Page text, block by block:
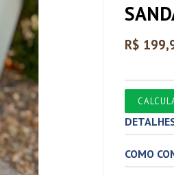
Preço
R$
COMO